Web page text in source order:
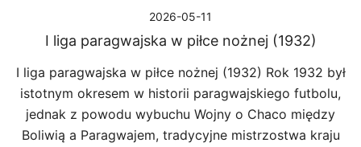
2026-05-11
I liga paragwajska w piłce nożnej (1932)
I liga paragwajska w piłce nożnej (1932) Rok 1932 był
istotnym okresem w historii paragwajskiego futbolu,
jednak z powodu wybuchu Wojny o Chaco między
Boliwią a Paragwajem, tradycyjne mistrzostwa kraju